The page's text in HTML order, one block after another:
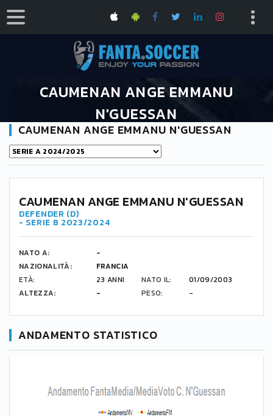
CAUMENAN ANGE EMMANU
N'GUESSAN
HOME CAUMENAN ANGE EMMANU N'GUESSAN
CAUMENAN ANGE EMMANU N'GUESSAN
-
CAUMENAN ANGE EMMANU N'GUESSAN
DEFENDER (D)
- SERIE B 2023/2024
NATO A:
-
NAZIONALITÀ:
FRANCIA
ETÀ:
23 ANNI NATO IL:
01/09/2003
ALTEZZA:
- PESO: -
ANDAMENTO STATISTICO